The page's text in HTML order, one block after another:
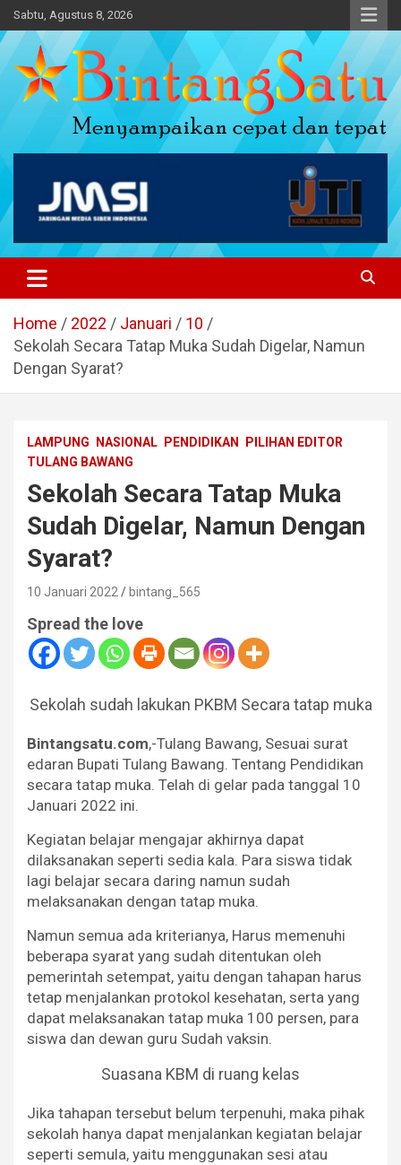
Skip
to
content
Sabtu, Agustus 8, 2026
Portal Berita Nasional dan
Regional
Home 2022 Januari
10
Sekolah Secara Tatap Muka Sudah Digelar, Namun
Dengan Syarat?
LAMPUNG NASIONAL PENDIDIKAN
PILIHAN EDITOR
TULANG BAWANG
Sekolah Secara Tatap Muka
Sudah Digelar, Namun Dengan
Syarat?
10 Januari 2022 bintang_565
Spread the love
Sekolah sudah lakukan PKBM Secara tatap muka
Bintangsatu.com,-Tulang Bawang, Sesuai surat
edaran Bupati Tulang Bawang. Tentang Pendidikan
secara tatap muka. Telah di gelar pada tanggal 10
Januari 2022 ini.
Kegiatan belajar mengajar akhirnya dapat
dilaksanakan seperti sedia kala. Para siswa tidak
lagi belajar secara daring namun sudah
melaksanakan dengan tatap muka.
Namun semua ada kriterianya, Harus memenuhi
beberapa syarat yang sudah ditentukan oleh
pemerintah setempat, yaitu dengan tahapan harus
tetap menjalankan protokol kesehatan, serta yang
dapat melaksanakan tatap muka 100 persen, para
siswa dan dewan guru Sudah vaksin.
Suasana KBM di ruang kelas
Jika tahapan tersebut belum terpenuhi, maka pihak
sekolah hanya dapat menjalankan kegiatan belajar
seperti semula, yaitu menggunakan sesi atau